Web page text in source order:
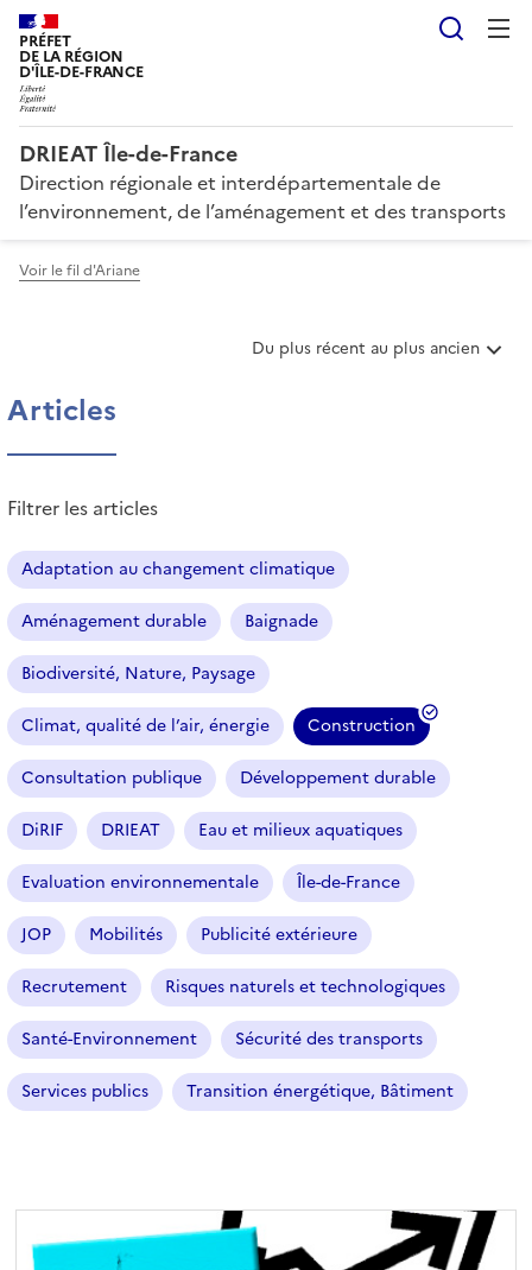
PRÉFET
DE LA RÉGION
D'ÎLE-DE-FRANCE
DRIEAT Île-de-France
Direction régionale et interdépartementale de
l’environnement, de l’aménagement et des transports
Voir le fil d'Ariane
T
t
i
c
l
e
s
Du plus récent au plus ancien
Articles
Filtrer les articles
Adaptation au changement climatique
Aménagement durable Baignade
Biodiversité, Nature, Paysage
Climat, qualité de l’air, énergie Construction
(
f
i
l
t
r
e
é
l
e
c
t
i
Consultation publique Développement durable
DiRIF DRIEAT Eau et milieux aquatiques
Evaluation environnementale Île-de-France
JOP Mobilités Publicité extérieure
Recrutement Risques naturels et technologiques
Santé-Environnement Sécurité des transports
Services publics Transition énergétique, Bâtiment